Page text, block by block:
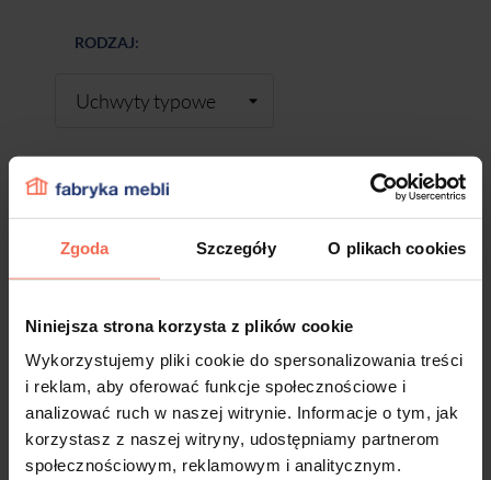
Zgoda Szczegóły O plikach cookies
Niniejsza strona korzysta z plików cookie
Wykorzystujemy pliki cookie do spersonalizowania treści
i reklam, aby oferować funkcje społecznościowe i
analizować ruch w naszej witrynie. Informacje o tym, jak
korzystasz z naszej witryny, udostępniamy partnerom
społecznościowym, reklamowym i analitycznym.
RODZAJ:
+
Próbki są produktem na zamówienie.
Produkty te nie podlegają zwrotom.